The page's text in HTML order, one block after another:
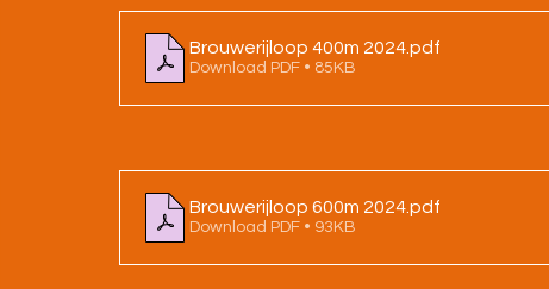
Brouwerijloop 400m 2024.pdf
Download PDF • 85KB
Brouwerijloop 600m 2024.pdf
Download PDF • 93KB